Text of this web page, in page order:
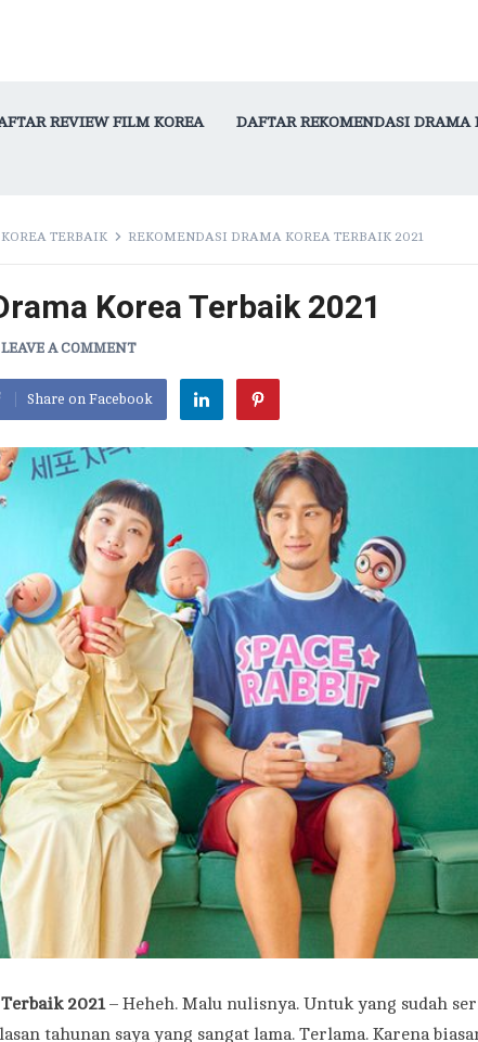
REVIEW FILM KOREA DAFTAR REKOMENDASI DRAMA
TERBAIK REKOMENDASI DRAMA KOREA TERBAIK 2021
Korea Terbaik 2021
LEAVE A COMMENT
Share on Facebook
2021– Heheh. Malu nulisnya. Untuk yang sudah
tahunan saya yang sangat lama. Terlama. Karena